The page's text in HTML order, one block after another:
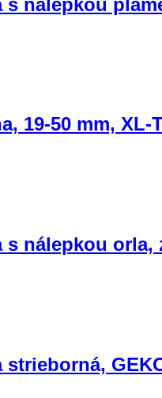
19-50 mm, XL-
nálepkou orla,
strieborná,